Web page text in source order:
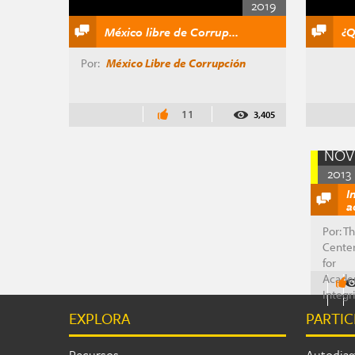
2019
México libre de Corrup...
Por: México Libre de Corrupción
11 3,405
NOV
2013
Por:
for
EXPLORA